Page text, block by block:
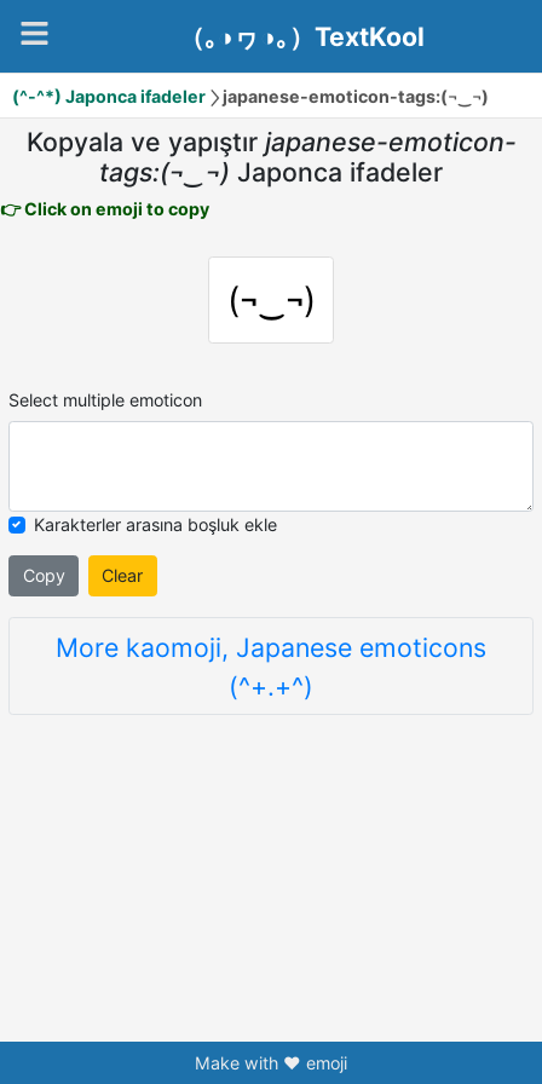
（｡◑ヮ◑｡）TextKool
(^-^*) Japonca ifadeler japanese-emoticon-tags:(¬‿¬)
Kopyala ve yapıştır japanese-emoticon-
tags:(¬‿¬) Japonca ifadeler
👉 Click on emoji to copy
(¬‿¬)
Select multiple emoticon
Karakterler arasına boşluk ekle
Copy Clear
More kaomoji, Japanese emoticons
(^+.+^)
Make with ❤️ emoji